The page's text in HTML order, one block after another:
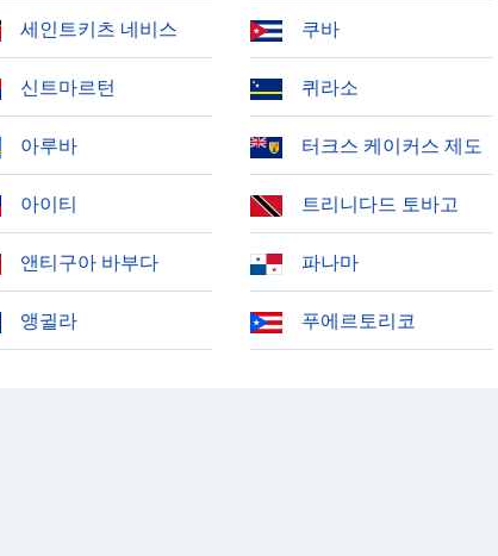
세인트키츠 네비스
신트마르턴
아루바
아이티
앤티구아 바부다
앵귈라
쿠바
퀴라소
터크스 케이커스 제도
트리니다드 토바고
파나마
푸에르토리코